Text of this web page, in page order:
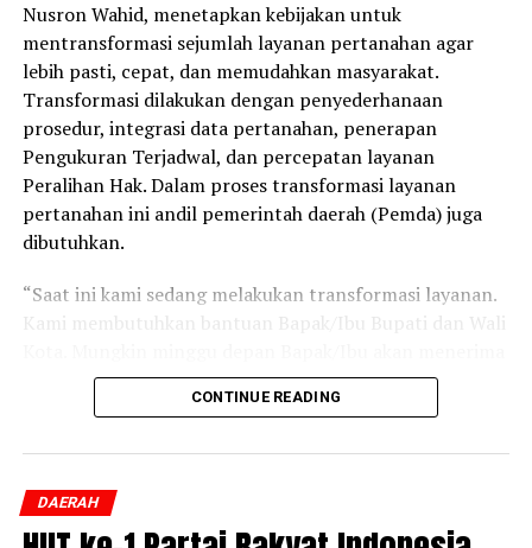
Nusron Wahid, menetapkan kebijakan untuk
mentransformasi sejumlah layanan pertanahan agar
lebih pasti, cepat, dan memudahkan masyarakat.
Transformasi dilakukan dengan penyederhanaan
prosedur, integrasi data pertanahan, penerapan
Pengukuran Terjadwal, dan percepatan layanan
Peralihan Hak. Dalam proses transformasi layanan
pertanahan ini andil pemerintah daerah (Pemda) juga
dibutuhkan.
“Saat ini kami sedang melakukan transformasi layanan.
Kami membutuhkan bantuan Bapak/Ibu Bupati dan Wali
Surat Edaran Bersama Kemendagri dan ATR/BPN terkait
Pengukuran Terjadwal sama Peralihan Hak. Kita ingin
Koordinasi (Rakor) Program Kebijakan Pertanahan dan
Tata Ruang di Provinsi Nusa Tenggara Timur (NTT),
CONTINUE READING
DAERAH